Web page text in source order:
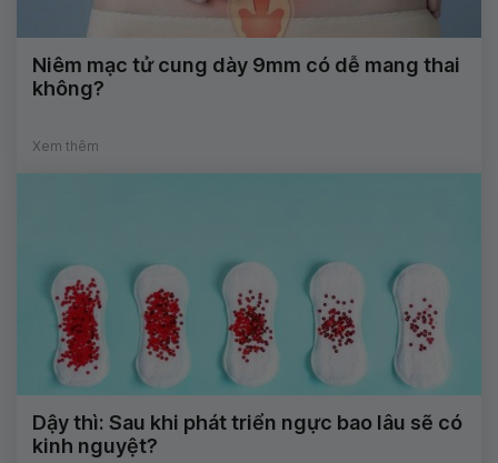
Niêm mạc tử cung dày 9mm có dễ mang thai
không?
Xem thêm
Dậy thì: Sau khi phát triển ngực bao lâu sẽ có
kinh nguyệt?